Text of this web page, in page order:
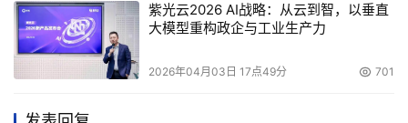
紫光云2026 AI战略：从云到智，以垂直
大模型重构政企与工业生产力
2026年04月03日 17点49分 701